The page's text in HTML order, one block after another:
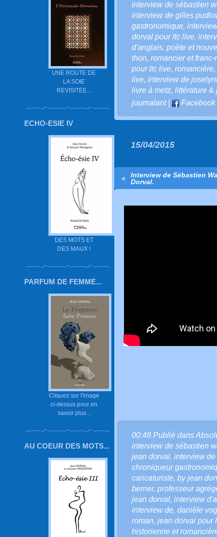
UNE ROUTE DE
LA SOIE
REVISITEE...
ECHO-ESIE IV
DES MOTS ET
DES MAUX !
PARFUM DE FEMME...
Cliquez sur l'image
ci-dessus pour en
savoir plus...
AU COEUR DES MOTS...
interview de sébastien
interview de gilles
gastronomique,
dorval pour ltc live,
d'anglais, poète et
thon, romancier et franc-
pour ltc live, romancière,
live, interview de
livre à metz, littérature &
journalant| Facebook
15/04/2015
Interview de Sébastien
Dorval.
00:48 Publié dans
interview de sébastien
jean dorval, interview
chroniqueur
caricaturiste, by jean
berner, professeur
jean dorval, interview
interview de, danièle
roman, jean dorval pour
historienne et